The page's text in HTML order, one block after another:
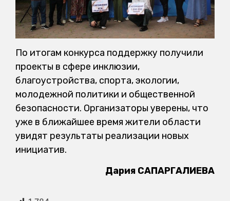
По итогам конкурса поддержку получили
проекты в сфере инклюзии,
благоустройства, спорта, экологии,
молодежной политики и общественной
безопасности. Организаторы уверены, что
уже в ближайшее время жители области
увидят результаты реализации новых
инициатив.
Дария САПАРГАЛИЕВА